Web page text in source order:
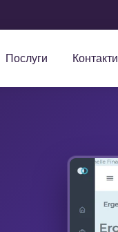
Послуги Контакти